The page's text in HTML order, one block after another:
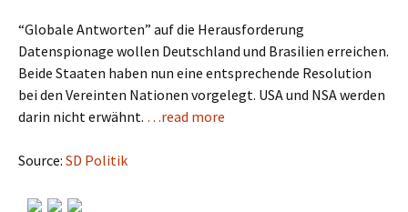
“Globale Antworten” auf die Herausforderung
Datenspionage wollen Deutschland und Brasilien erreichen.
Beide Staaten haben nun eine entsprechende Resolution
bei den Vereinten Nationen vorgelegt. USA und NSA werden
darin nicht erwähnt. …read more
Source: SD Politik